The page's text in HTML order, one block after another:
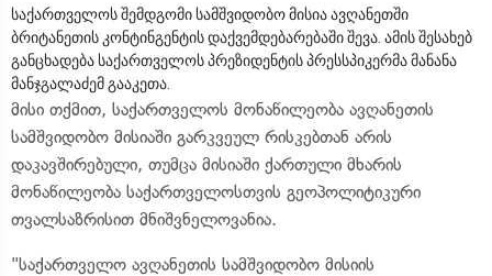
საქართველოს შემდგომი სამშვიდობო მისია ავღანეთში
ბრიტანეთის კონტინგენტის დაქვემდებარებაში შევა. ამის შესახებ
განცხადება საქართველოს პრეზიდენტის პრესსპიკერმა მანანა
მანჯგალაძემ გააკეთა.
მისი თქმით, საქართველოს მონაწილეობა ავღანეთის
სამშვიდობო მისიაში გარკვეულ რისკებთან არის
დაკავშირებული, თუმცა მისიაში ქართული მხარის
მონაწილეობა საქართველოსთვის გეოპოლიტიკური
თვალსაზრისით მნიშვნელოვანია.
"საქართველო ავღანეთის სამშვიდობო მისიის